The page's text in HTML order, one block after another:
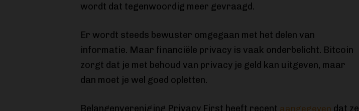
wordt dat tegenwoordig meer gevraagd.
Er wordt steeds bewuster omgegaan met het delen van
informatie. Maar financiële privacy is vaak onderbelicht. Bitcoin
zorgt dat je met behoud van privacy je geld kan uitgeven, maar
dan moet je wel goed opletten.
Belangenvereniging Privacy First heeft recent aangegeven dat ze